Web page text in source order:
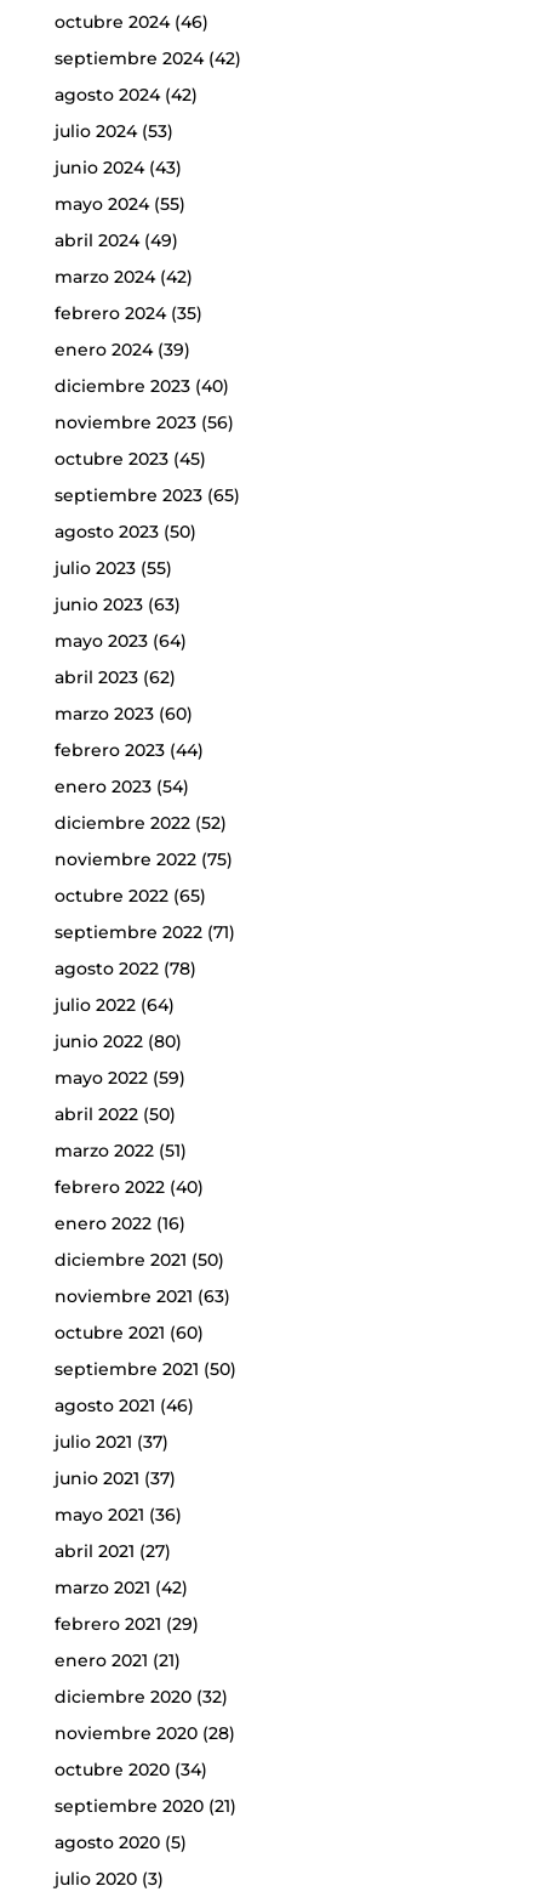
octubre 2024(46)
septiembre 2024(42)
agosto 2024(42)
julio 2024(53)
junio 2024(43)
mayo 2024(55)
abril 2024(49)
marzo 2024(42)
febrero 2024(35)
enero 2024(39)
diciembre 2023(40)
noviembre 2023(56)
octubre 2023(45)
septiembre 2023(65)
agosto 2023(50)
julio 2023(55)
junio 2023(63)
mayo 2023(64)
abril 2023(62)
marzo 2023(60)
febrero 2023(44)
enero 2023(54)
diciembre 2022(52)
noviembre 2022(75)
octubre 2022(65)
septiembre 2022(71)
agosto 2022(78)
julio 2022(64)
junio 2022(80)
mayo 2022(59)
abril 2022(50)
marzo 2022(51)
febrero 2022(40)
enero 2022(16)
diciembre 2021 (50)
noviembre 2021 (63)
octubre 2021 (60)
septiembre 2021 (50)
agosto 2021 (46)
julio 2021 (37)
junio 2021 (37)
mayo 2021 (36)
abril 2021 (27)
marzo 2021 (42)
febrero 2021 (29)
enero 2021 (21)
diciembre 2020(32)
noviembre 2020(28)
octubre 2020(34)
septiembre 2020(21)
agosto 2020(5)
julio 2020(3)